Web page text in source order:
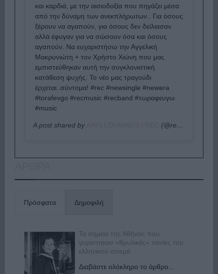
και καρδιά, με την αισιοδοξία που πηγάζει μέσα
από την δύναμη των ανεκπλήρωτων.. Για όσους
ξέρουν να αγαπούν, για όσους δεν δείλιασαν
αλλά έφυγαν για να σώσουν όσα και όσους
αγαπούν. Να ευχαριστήσω την Αγγελική
Μακρυνιώτη + τον Χρήστο Χιώνη που μας
εμπιστεύθηκαν αυτή την συγκλονιστική
κατάθεση ψυχής. Το νέο μας τραγούδι
έρχεται..σύντομα! #rec #newsingle #newera
#torafevgo #recmusic #recband #τωραφευγω
#music
A post shared by (@recband) on
Πρόσφατα Δημοφιλή
Τα σημεία της Αθήνας που
γυρίστηκαν «θρυλικές» ταινίες του
ελληνικού σινεμά
Διαβάστε ολόκληρο το άρθρο...